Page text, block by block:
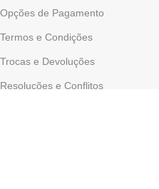
Opções de Pagamento
Termos e Condições
Trocas e Devoluções
Resoluções e Conflitos